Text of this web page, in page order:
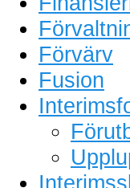
Förvärv
Fusion